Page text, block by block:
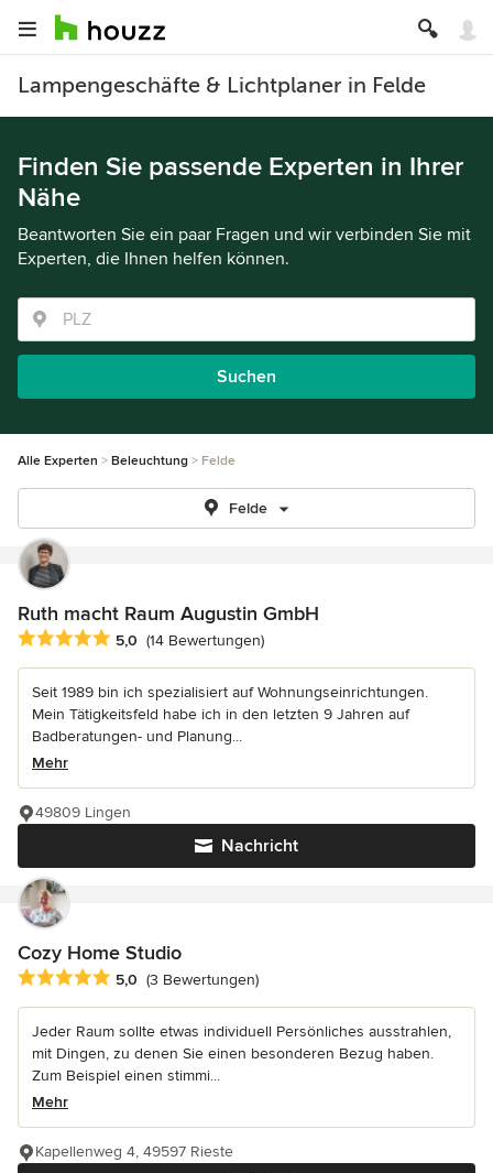
Lampengeschäfte & Lichtplaner in Felde
Finden Sie passende Experten in Ihrer
Nähe
Beantworten Sie ein paar Fragen und wir verbinden Sie mit
Experten, die Ihnen helfen können.
Suchen
Alle Experten Beleuchtung Felde
Felde
Ruth macht Raum Augustin GmbH
Durchschnittliche Bewertung: 5 von 5 Sternen
5,0 (14 Bewertungen)
Seit 1989 bin ich spezialisiert auf Wohnungseinrichtungen.
Mein Tätigkeitsfeld habe ich in den letzten 9 Jahren auf
Badberatungen- und Planung...
Mehr
Nachricht
49809 Lingen
Cozy Home Studio
Durchschnittliche Bewertung: 5 von 5 Sternen
5,0 (3 Bewertungen)
Jeder Raum sollte etwas individuell Persönliches ausstrahlen,
mit Dingen, zu denen Sie einen besonderen Bezug haben.
Zum Beispiel einen stimmi...
Mehr
Kapellenweg 4, 49597 Rieste